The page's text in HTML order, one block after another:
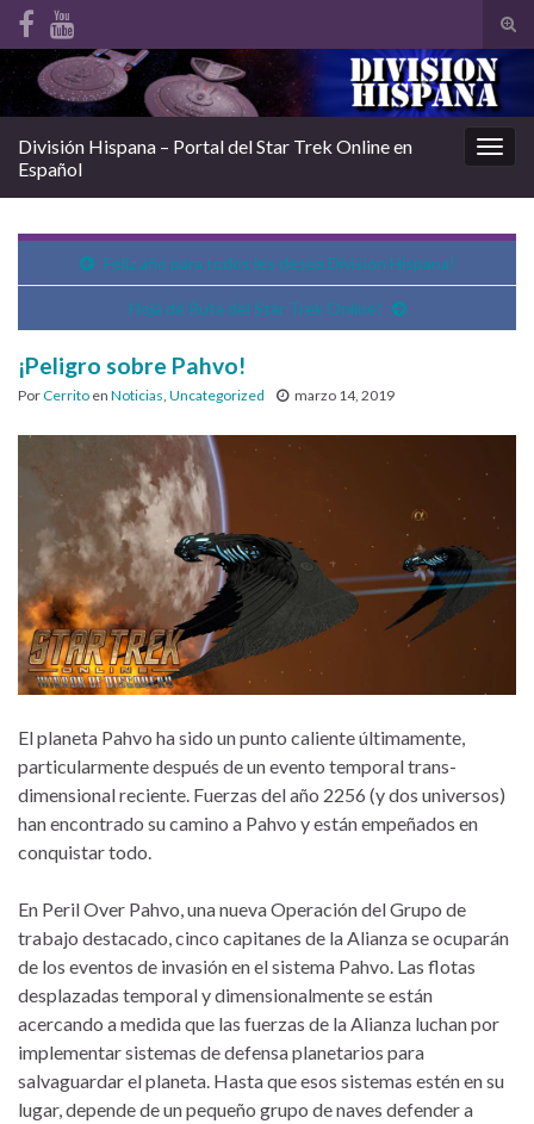
el
de
Search for:
División Hispana – Portal del Star Trek Online en
Español
Feliz año para todos les desea División Hispana!
Hoja de Ruta del Star Trek Online!
¡Peligro sobre Pahvo!
PorCerrito en Noticias, Uncategorized marzo 14, 2019
El planeta Pahvo ha sido un punto caliente últimamente,
particularmente después de un evento temporal trans-
dimensional reciente. Fuerzas del año 2256 (y dos universos)
han encontrado su camino a Pahvo y están empeñados en
conquistar todo.
En Peril Over Pahvo, una nueva Operación del Grupo de
trabajo destacado, cinco capitanes de la Alianza se ocuparán
de los eventos de invasión en el sistema Pahvo. Las flotas
desplazadas temporal y dimensionalmente se están
acercando a medida que las fuerzas de la Alianza luchan por
implementar sistemas de defensa planetarios para
salvaguardar el planeta. Hasta que esos sistemas estén en su
lugar, depende de un pequeño grupo de naves defender a